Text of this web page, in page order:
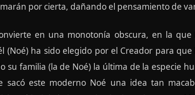
por cierta, dañando el pensamiento de
en una monotonía obscura, en la
(Noé) ha sido elegido por el Creador para
su familia (la de Noé) la última de la especie
sacó este moderno Noé una idea tan